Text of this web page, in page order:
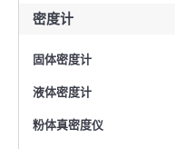
密度计
固体密度计
液体密度计
粉体真密度仪